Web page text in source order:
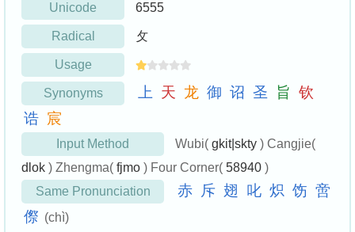
Unicode 6555
Radical 攵
Usage
Synonyms 上 天 龙 御 诏 圣 旨 钦
诰 宸
Input Method Wubi( gkit|skty ) Cangjie(
dlok ) Zhengma( fjmo ) Four Corner( 58940 )
Same Pronunciation
赤 斥 翅 叱 炽 饬 啻
傺 (chì)